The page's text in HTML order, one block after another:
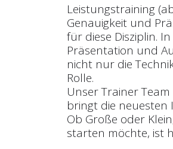
Leistungstraining
Genauigkeit und
für diese Disziplin.
Präsentation und
nicht nur die
Rolle.
Unser Trainer
bringt die neuesten
Ob Große oder
starten möchte, ist